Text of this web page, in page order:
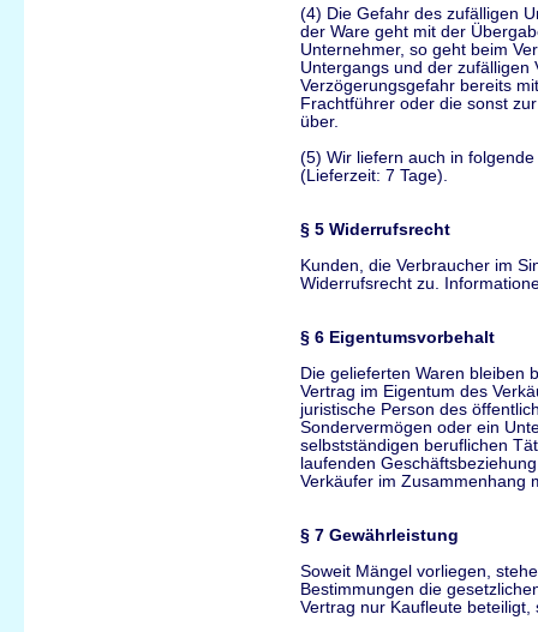
(4) Die Gefahr des zufälligen
der Ware geht mit der
Unternehmer, so geht beim
Untergangs und der zufälligen
Verzögerungsgefahr bereits
Frachtführer oder die sonst
über.
(5) Wir liefern auch in
(Lieferzeit: 7 Tage).
§ 5 Widerrufsrecht
Kunden, die Verbraucher im
Widerrufsrecht zu.
§ 6 Eigentumsvorbehalt
Die gelieferten Waren bleiben
Vertrag im Eigentum des
juristische Person des
Sondervermögen oder ein
selbstständigen beruflichen
laufenden
Verkäufer im Zusammenhang
§ 7 Gewährleistung
Soweit Mängel vorliegen,
Bestimmungen die
Vertrag nur Kaufleute